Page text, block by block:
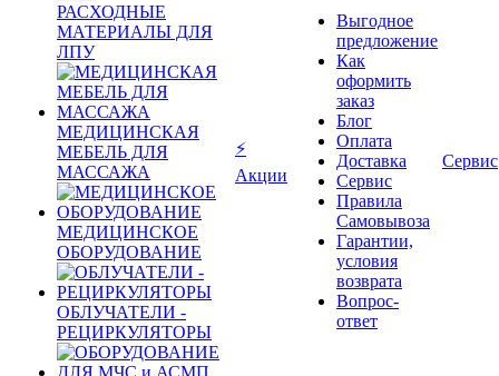
РАСХОДНЫЕ
МАТЕРИАЛЫ ДЛЯ
ЛПУ
МЕДИЦИНСКАЯ
МЕБЕЛЬ ДЛЯ
МАССАЖА
МЕДИЦИНСКОЕ
ОБОРУДОВАНИЕ
ОБЛУЧАТЕЛИ -
РЕЦИРКУЛЯТОРЫ
⚡
Акции
Выгодное
предложение
Как
оформить
заказ
Блог
Оплата
Доставка
Сервис
Правила
Самовывоза
Гарантии,
условия
возврата
Вопрос-
ответ
Сервис